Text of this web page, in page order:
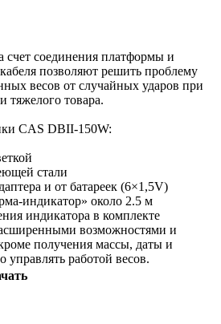
соединения платформы и
позволяют решить проблему
весов от случайных ударов при
тяжелого товара.
CAS DBII-150W:
стали
и от батареек (6×1,5V)
индикатор» около 2.5 м
индикатора в комплекте
возможностями и
получения массы, даты и
работой весов.